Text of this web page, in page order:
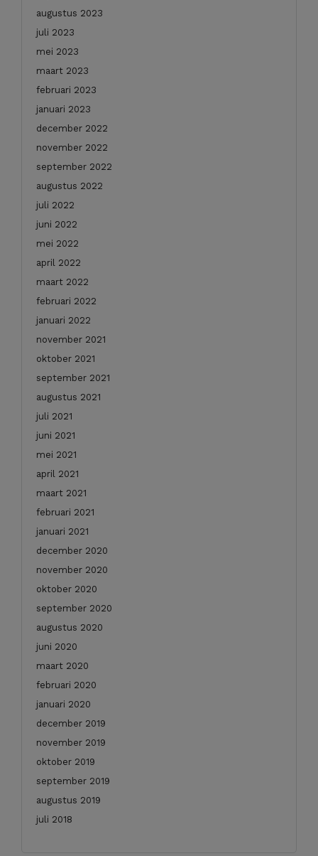
augustus 2023
juli 2023
mei 2023
maart 2023
februari 2023
januari 2023
december 2022
november 2022
september 2022
augustus 2022
juli 2022
juni 2022
mei 2022
april 2022
maart 2022
februari 2022
januari 2022
november 2021
oktober 2021
september 2021
augustus 2021
juli 2021
juni 2021
mei 2021
april 2021
maart 2021
februari 2021
januari 2021
december 2020
november 2020
oktober 2020
september 2020
augustus 2020
juni 2020
maart 2020
februari 2020
januari 2020
december 2019
november 2019
oktober 2019
september 2019
augustus 2019
juli 2018